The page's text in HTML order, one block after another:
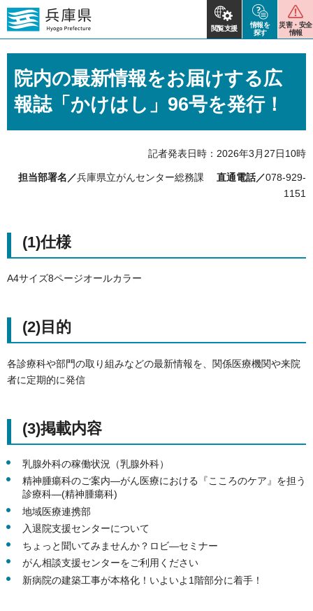
閲覧支援
情報を
探す
災害・安全
情報
院内の最新情報をお届けする広
報誌「かけはし」96号を発行！
記者発表日時：2026年3月27日10時
担当部署名／兵庫県立がんセンター総務課 直通電話／078-929-
1151
(1)仕様
A4サイズ8ページオールカラー
(2)⽬的
各診療科や部⾨の取り組みなどの最新情報を、関係医療機関や来院
者に定期的に発信
(3)掲載内容
乳腺外科の稼働状況（乳腺外科）
精神腫瘍科のご案内―がん医療における『こころのケア』を担う
診療科―(精神腫瘍科)
地域医療連携部
入退院支援センターについて
ちょっと聞いてみませんか？ロビ―セミナー
がん相談支援センターをご利用ください
新病院の建築工事が本格化！いよいよ1階部分に着手！